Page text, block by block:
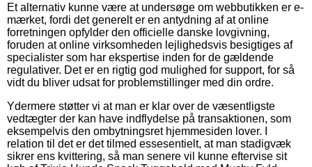
Et alternativ kunne være at undersøge om webbutikken er e-
mærket, fordi det generelt er en antydning af at online
forretningen opfylder den officielle danske lovgivning,
foruden at online virksomheden lejlighedsvis besigtiges af
specialister som har ekspertise inden for de gældende
regulativer. Det er en rigtig god mulighed for support, for så
vidt du bliver udsat for problemstillinger med din ordre.
Ydermere støtter vi at man er klar over de væsentligste
vedtægter der kan have indflydelse på transaktionen, som
eksempelvis den ombytningsret hjemmesiden lover. I
relation til det er det tilmed essesentielt, at man stadigvæk
sikrer ens kvittering, så man senere vil kunne eftervise sit